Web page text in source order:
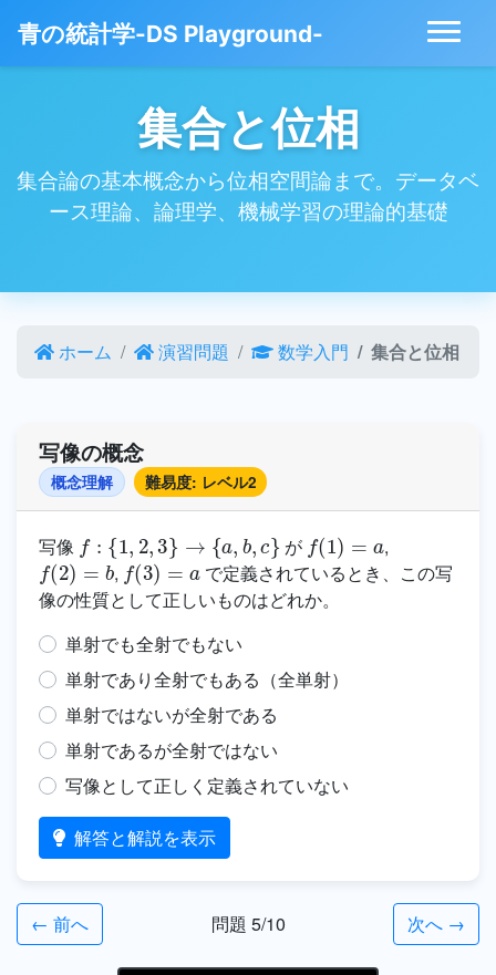
青の統計学-DS Playground-
集合と位相
集合論の基本概念から位相空間論まで。データベ
ース理論、論理学、機械学習の理論的基礎
ホーム 演習問題 数学入門 集合と位相
写像の概念
概念理解 難易度: レベル2
写像 が
)=
,
f(2)=b
,
f( 3)=a
で定義されているとき、この写
像の性質として正しいものはどれか。
単射でも全射でもない
単射であり全射でもある（全単射）
単射ではないが全射である
単射であるが全射ではない
写像として正しく定義されていない
解答と解説を表示
← 前へ 問題 5/10 次へ →